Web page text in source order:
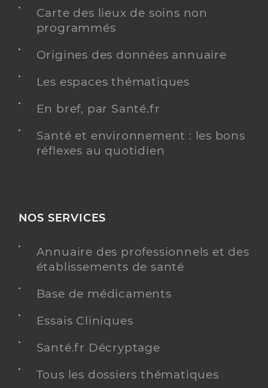
Carte des lieux de soins non
programmés
Origines des données annuaire
Les espaces thématiques
En bref, par Santé.fr
Santé et environnement : les bons
réflexes au quotidien
NOS SERVICES
Annuaire des professionnels et des
établissements de santé
Base de médicaments
Essais Cliniques
Santé.fr Décryptage
Tous les dossiers thématiques